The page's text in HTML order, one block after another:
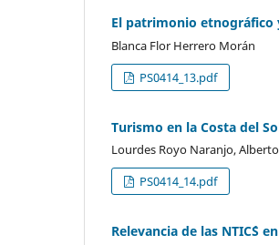
El patrimonio etnográfico
Blanca Flor Herrero Morán
PS0414_13.pdf
Turismo en la Costa del
Lourdes Royo Naranjo,
PS0414_14.pdf
Relevancia de las